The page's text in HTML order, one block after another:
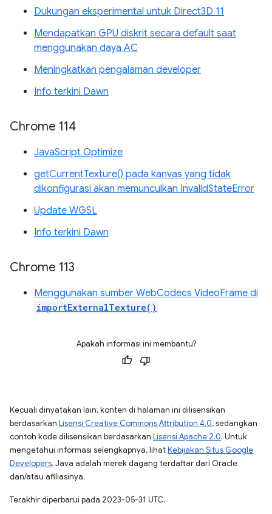
Dukungan eksperimental untuk Direct3D 11
Mendapatkan GPU diskrit secara default saat
menggunakan daya AC
Meningkatkan pengalaman developer
Info terkini Dawn
Chrome 114
JavaScript Optimize
getCurrentTexture() pada kanvas yang tidak
dikonfigurasi akan memunculkan InvalidStateError
Update WGSL
Info terkini Dawn
Chrome 113
Menggunakan sumber WebCodecs VideoFrame di
importExternalTexture()
Apakah informasi ini membantu?
Kecuali dinyatakan lain, konten di halaman ini dilisensikan
berdasarkan Lisensi Creative Commons Attribution 4.0, sedangkan
contoh kode dilisensikan berdasarkan Lisensi Apache 2.0. Untuk
mengetahui informasi selengkapnya, lihatKebijakan Situs Google
Developers. Java adalah merek dagang terdaftar dari Oracle
dan/atau afiliasinya.
Terakhir diperbarui pada 2023-05-31 UTC.